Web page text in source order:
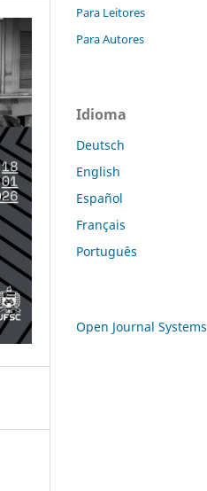
Para Leitores
Para Autores
Idioma
Deutsch
English
Español
Français
Português
Open Journal Systems